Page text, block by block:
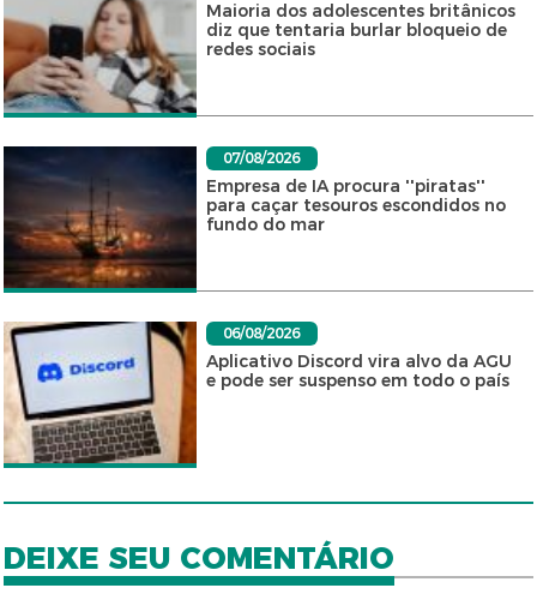
Maioria dos adolescentes britânicos
diz que tentaria burlar bloqueio de
redes sociais
07/08/2026
Empresa de IA procura ''piratas''
para caçar tesouros escondidos no
fundo do mar
06/08/2026
Aplicativo Discord vira alvo da AGU
e pode ser suspenso em todo o país
DEIXE SEU COMENTÁRIO